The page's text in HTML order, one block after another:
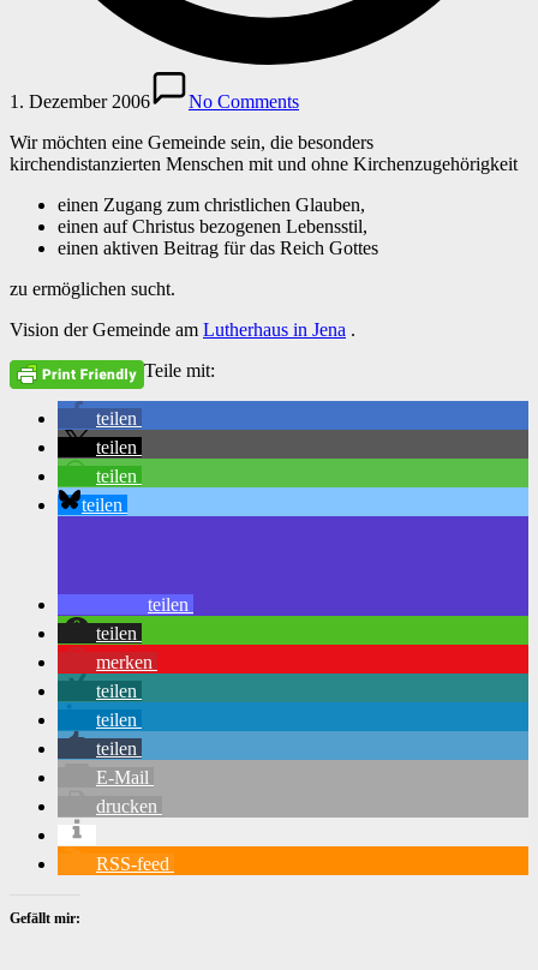
1. Dezember 2006
No Comments
Wir möchten eine Gemeinde sein, die besonders
kirchendistanzierten Menschen mit und ohne Kirchenzugehörigkeit
einen Zugang zum christlichen Glauben,
einen auf Christus bezogenen Lebensstil,
einen aktiven Beitrag für das Reich Gottes
zu ermöglichen sucht.
Vision der Gemeinde am Lutherhaus in Jena .
Teile mit:
teilen
teilen
teilen
teilen
teilen
teilen
merken
teilen
teilen
teilen
E-Mail
drucken
RSS-feed
Gefällt mir: